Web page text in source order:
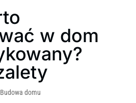
w dom
Budowa domu